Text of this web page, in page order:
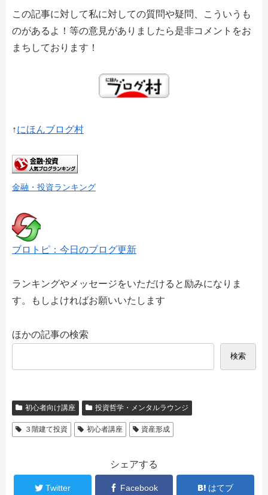
この記事に対して私に対しての質問や疑問、こういうも
のがあるよ！等の意見がありましたら是非コメントをお
まちしております！
↑にほんブログ村
金融・投資ランキング
ブロトピ：今日のブログ更新
ランキングやメッセージをいただけると励みになりま
す。もしよければお願いいたします
ほかの記事の検索
検索
初心者向け講座 投資哲学・メンタルラウンジ
３階建て投資 初心者講座 資産形成
シェアする
Twitter Facebook はてブ